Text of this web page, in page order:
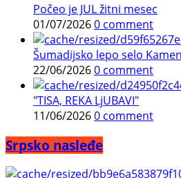
Počeo je JUL žitni mesec
01/07/20260 comment
Šumadijsko lepo selo
22/06/20260 comment
"TISA, REKA LjUBAVI"
11/06/20260 comment
Srpsko nasleđe